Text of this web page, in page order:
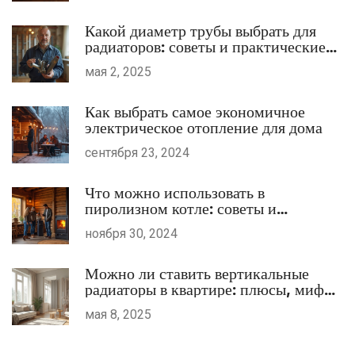
Какой диаметр трубы выбрать для
радиаторов: советы и практические
нюансы
мая 2, 2025
Как выбрать самое экономичное
электрическое отопление для дома
сентября 23, 2024
Что можно использовать в
пиролизном котле: советы и
рекомендации
ноября 30, 2024
Можно ли ставить вертикальные
радиаторы в квартире: плюсы, мифы
и практика
мая 8, 2025